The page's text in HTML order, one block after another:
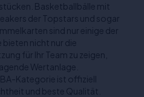
Basketballbälle mit
der Topstars und sogar
sind nur einige der
nicht nur die
für Ihr Team zu zeigen,
Wertanlage.
Kategorie ist offiziell
und beste Qualität.